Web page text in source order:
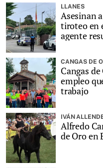
LLANES
Asesinan
tiroteo en
agente
CANGAS DE
Cangas
empleo
trabajo
Alfredo
de Oro en